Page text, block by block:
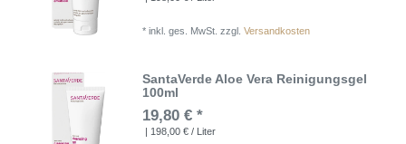
*inkl. ges. MwSt. zzgl.Versandkosten
SantaVerde Aloe Vera Reinigungsgel
100ml
19,80 € *
| 198,00 € / Liter